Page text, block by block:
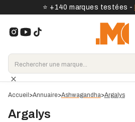
⭐️ +140 marques testées -
Accueil >Annuaire>Ashwagandha>Argalys
Argalys